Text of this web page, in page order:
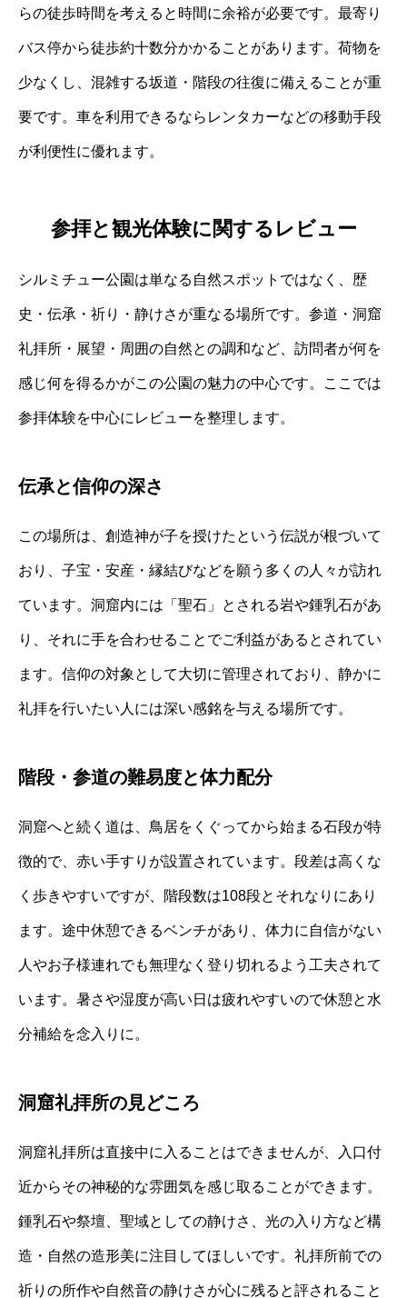
らの徒歩時間を考えると時間に余裕が必要です。最寄り
バス停から徒歩約十数分かかることがあります。荷物を
少なくし、混雑する坂道・階段の往復に備えることが重
要です。車を利用できるならレンタカーなどの移動手段
が利便性に優れます。
参拝と観光体験に関するレビュー
シルミチュー公園は単なる自然スポットではなく、歴
史・伝承・祈り・静けさが重なる場所です。参道・洞窟
礼拝所・展望・周囲の自然との調和など、訪問者が何を
感じ何を得るかがこの公園の魅力の中心です。ここでは
参拝体験を中心にレビューを整理します。
伝承と信仰の深さ
この場所は、創造神が子を授けたという伝説が根づいて
おり、子宝・安産・縁結びなどを願う多くの人々が訪れ
ています。洞窟内には「聖石」とされる岩や鍾乳石があ
り、それに手を合わせることでご利益があるとされてい
ます。信仰の対象として大切に管理されており、静かに
礼拝を行いたい人には深い感銘を与える場所です。
階段・参道の難易度と体力配分
洞窟へと続く道は、鳥居をくぐってから始まる石段が特
徴的で、赤い手すりが設置されています。段差は高くな
く歩きやすいですが、階段数は108段とそれなりにあり
ます。途中休憩できるベンチがあり、体力に自信がない
人やお子様連れでも無理なく登り切れるよう工夫されて
います。暑さや湿度が高い日は疲れやすいので休憩と水
分補給を念入りに。
洞窟礼拝所の見どころ
洞窟礼拝所は直接中に入ることはできませんが、入口付
近からその神秘的な雰囲気を感じ取ることができます。
鍾乳石や祭壇、聖域としての静けさ、光の入り方など構
造・自然の造形美に注目してほしいです。礼拝所前での
祈りの所作や自然音の静けさが心に残ると評されること